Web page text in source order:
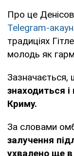
Про це
Telegram-
традиціях
молодь як
Зазначається,
знаходиться
Криму.
За словами
залучення
ухвалено ще в